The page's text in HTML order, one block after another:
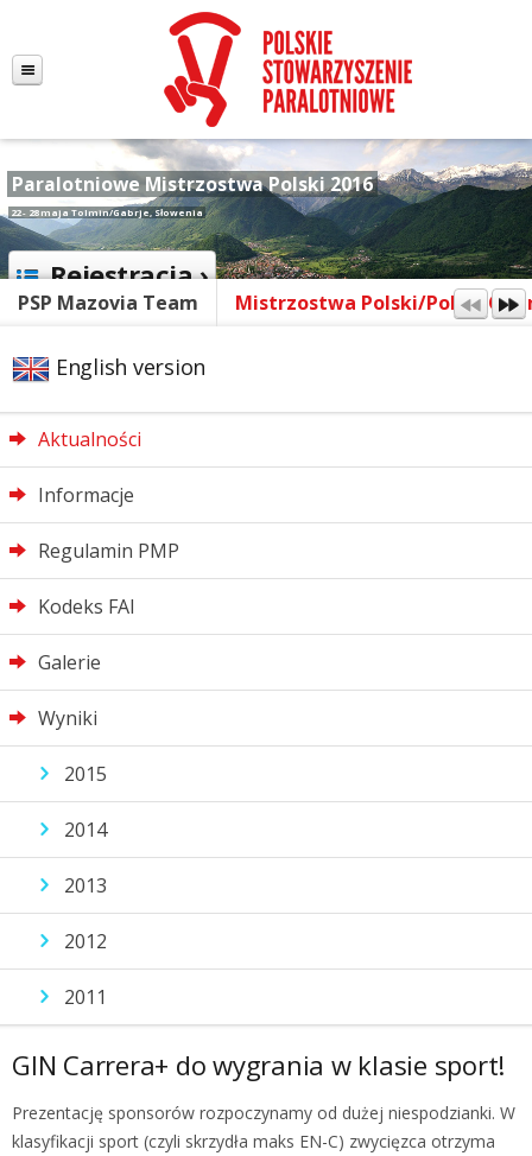
Paralotniowe Mistrzostwa Polski 2016
22 - 28 maja Tolmin/Gabrje, Słowenia
Rejestracja ›
PSP Mazovia Team Mistrzostwa Polski/Polish
English version
Aktualności
Informacje
Regulamin PMP
Kodeks FAI
Galerie
Wyniki
2015
2014
2013
2012
2011
GIN Carrera+ do wygrania w klasie sport!
Prezentację sponsorów rozpoczynamy od dużej niespodzianki. W
klasyfikacji sport (czyli skrzydła maks EN-C) zwycięzca otrzyma